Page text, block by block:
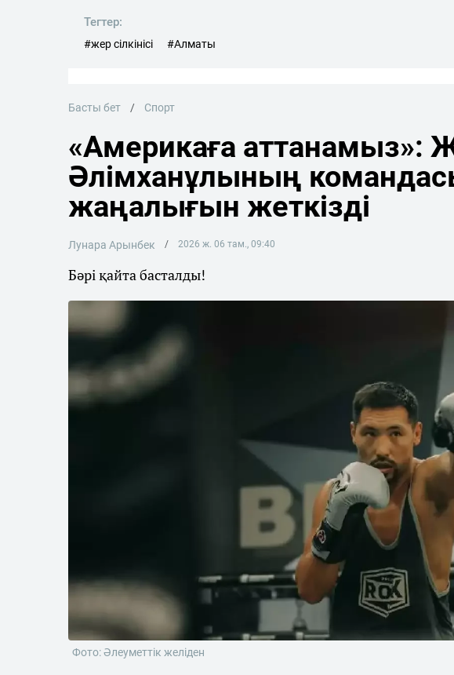
Тегтер:
#жер сілкінісі #Алматы
Басты бет Спорт
«Америкаға аттанамыз»:
Әлімханұлының
жаңалығын жеткізді
Лунара Арынбек 2026 ж. 06 там., 09:40
Бәрі қайта басталды!
Фото: Әлеуметтік желіден